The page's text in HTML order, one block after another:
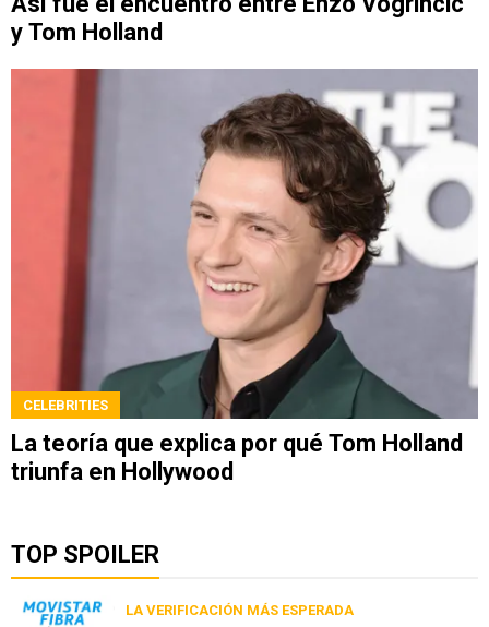
y Tom Holland
CELEBRITIES
La teoría que explica por qué Tom Holland
triunfa en Hollywood
TOP SPOILER
LA VERIFICACIÓN MÁS ESPERADA